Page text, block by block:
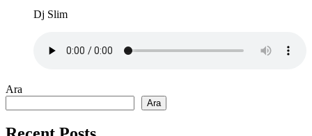
Dj Slim
Ara
Ara